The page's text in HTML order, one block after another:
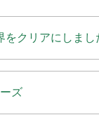
をクリアにしまし
ズ